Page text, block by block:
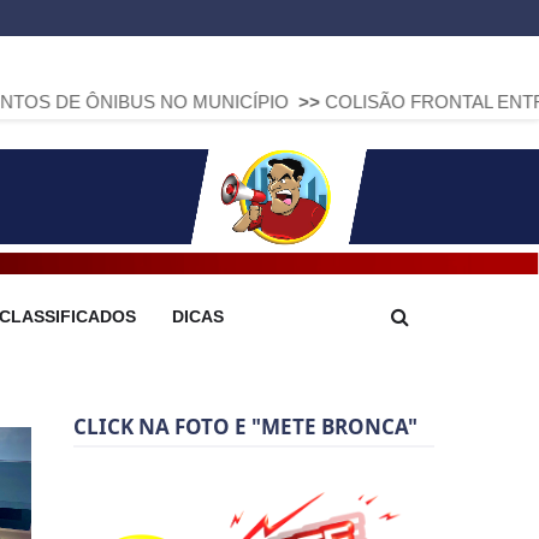
NO MUNICÍPIO >> COLISÃO FRONTAL ENTRE DUAS
CLASSIFICADOS DICAS
CLICK NA FOTO E "METE BRONCA"